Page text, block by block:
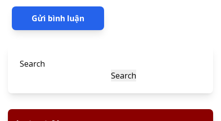
Gửi bình luận
Search
Search